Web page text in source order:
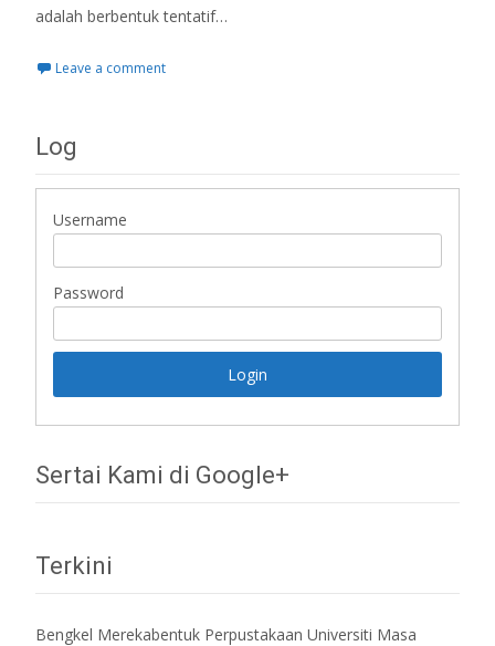
adalah berbentuk tentatif…
Leave a comment
Log
Username
Password
Sertai Kami di Google+
Terkini
Bengkel Merekabentuk Perpustakaan Universiti Masa